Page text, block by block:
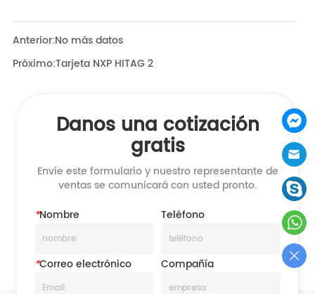
Anterior:No más datos
Próximo:Tarjeta NXP HITAG 2
Danos una cotización
gratis
Envíe este formulario y nuestro representante de
ventas se comunicará con usted pronto.
*Nombre Teléfono
*Correo electrónico Compañía